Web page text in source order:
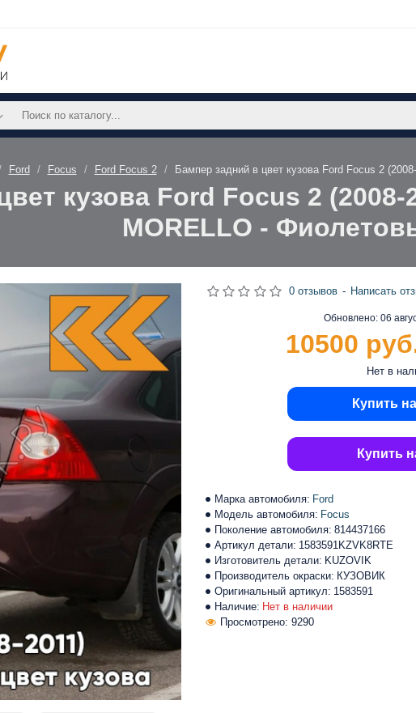
Ford Focus Ford Focus 2 Бампер задний в цвет кузова Ford Focus 2
кузова Ford Focus 2 (2008-
MORELLO -
Наличие: Нет в наличии
Марка автомобиля: Ford
Модель автомобиля: Focus
Поколение автомобиля: 814437166
Артикул детали: 1583591KZVK8RTE
Изготовитель детали: KUZOVIK
Производитель окраски: КУЗОВИК
Оригинальный артикул: 1583591
Просмотрено: 9290
Обновлено: 06
Нет в
0 отзывов - Написать
10500
Купить
Купить